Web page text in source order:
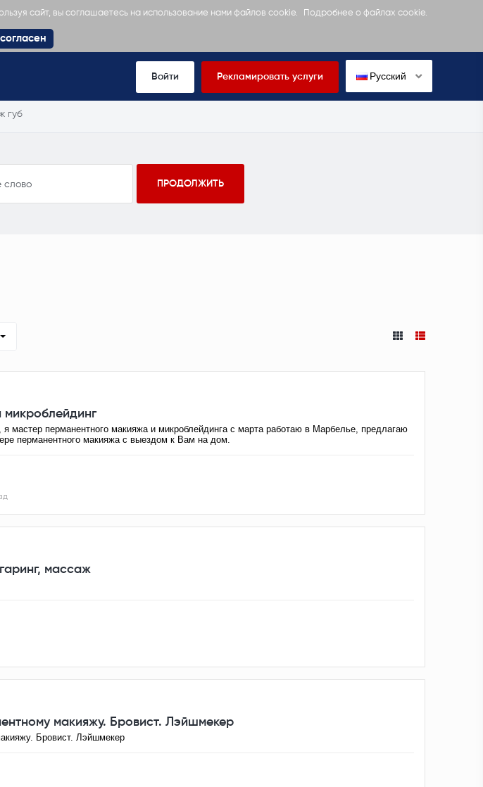
сайт, вы соглашаетесь на использование нами файлов cookie. Подробнее о файлах cookie.
Войти Рекламировать услуги Русский
губ
мастер перманентного макияжа и микроблейдинга с марта работаю в Марбелье, предлагаю
перманентного макияжа с выездом к Вам на дом.
массаж
макияжу. Бровист. Лэйшмекер
Бровист. Лэйшмекер